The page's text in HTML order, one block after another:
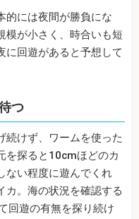
的には夜間が勝負にな
模が小さく、時合いも短
に回遊があると予想して
つ
続けず、ワームを使った
を探ると10cmほどのカ
ない程度に遊んでくれ
カ。海の状況を確認する
回遊の有無を探り続け